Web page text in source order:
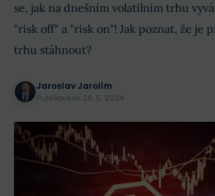
se, jak na dnešním volatilním trhu
"risk off" a "risk on"! Jak poznat, že je
trhu stáhnout?
Jaroslav Jarolím
Publikováno 26. 5. 2024